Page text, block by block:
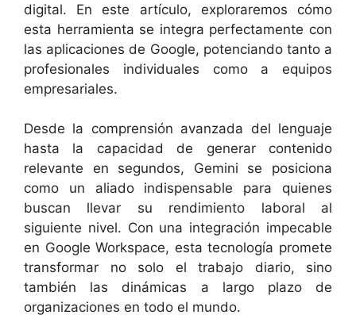
digital. En este artículo, exploraremos cómo
esta herramienta se integra perfectamente con
las aplicaciones de Google, potenciando tanto a
profesionales individuales como a equipos
empresariales.
Desde la comprensión avanzada del lenguaje
hasta la capacidad de generar contenido
relevante en segundos, Gemini se posiciona
como un aliado indispensable para quienes
buscan llevar su rendimiento laboral al
siguiente nivel. Con una integración impecable
en Google Workspace, esta tecnología promete
transformar no solo el trabajo diario, sino
también las dinámicas a largo plazo de
organizaciones en todo el mundo.